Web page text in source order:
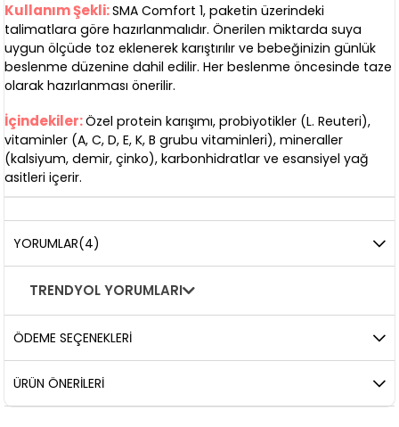
Kullanım Şekli:SMA Comfort 1, paketin üzerindeki
talimatlara göre hazırlanmalıdır. Önerilen miktarda suya
uygun ölçüde toz eklenerek karıştırılır ve bebeğinizin günlük
beslenme düzenine dahil edilir. Her beslenme öncesinde taze
olarak hazırlanması önerilir.
İçindekiler:Özel protein karışımı, probiyotikler (L. Reuteri),
vitaminler (A, C, D, E, K, B grubu vitaminleri), mineraller
(kalsiyum, demir, çinko), karbonhidratlar ve esansiyel yağ
asitleri içerir.
YORUMLAR(4)
TRENDYOL YORUMLARI
ÖDEME SEÇENEKLERI
ÜRÜN ÖNERILERI